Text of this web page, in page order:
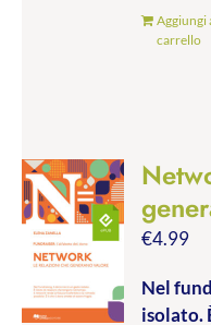
Aggiungi
carrello
€4.99
Nel
isolato.